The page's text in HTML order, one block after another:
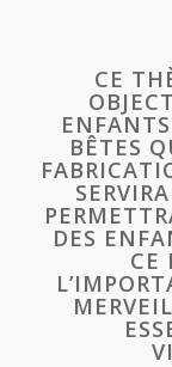
CE
BÊTES
DES
CE